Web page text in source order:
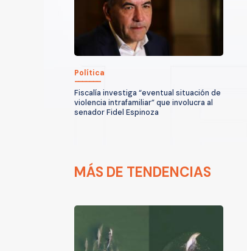
Política
Fiscalía investiga “eventual situación de
violencia intrafamiliar” que involucra al
senador Fidel Espinoza
MÁS DE TENDENCIAS